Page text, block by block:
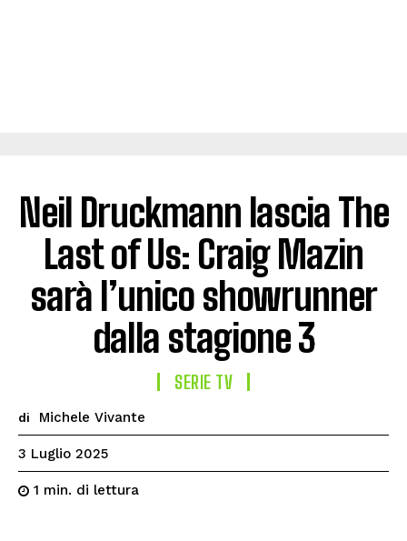
Neil Druckmann lascia The
Last of Us: Craig Mazin
sarà l’unico showrunner
dalla stagione 3
SERIE TV
di Michele Vivante
3 Luglio 2025
1 min. di lettura